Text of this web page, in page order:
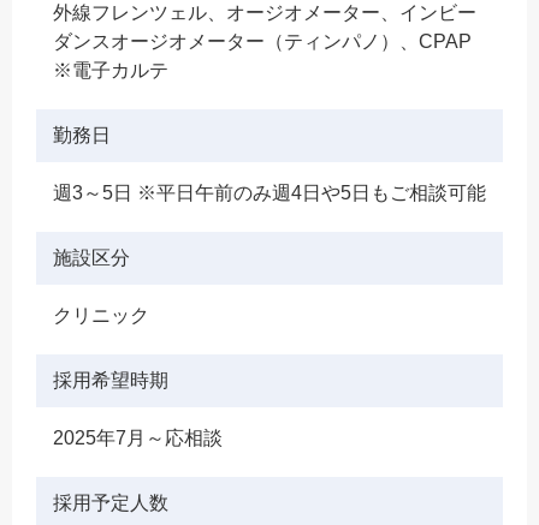
外線フレンツェル、オージオメーター、インビー
ダンスオージオメーター（ティンパノ）、CPAP
※電子カルテ
勤務日
週3～5日 ※平日午前のみ週4日や5日もご相談可能
施設区分
クリニック
採用希望時期
2025年7月～応相談
採用予定人数